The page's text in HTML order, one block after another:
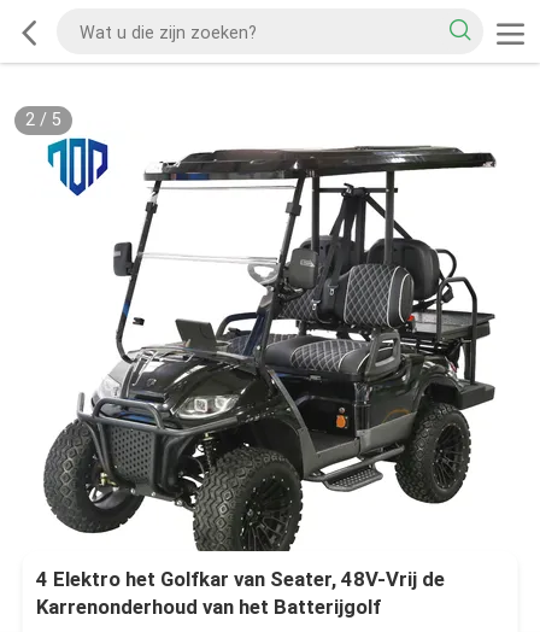
2/ 5
4 Elektro het Golfkar van Seater, 48V-Vrij de
Karrenonderhoud van het Batterijgolf